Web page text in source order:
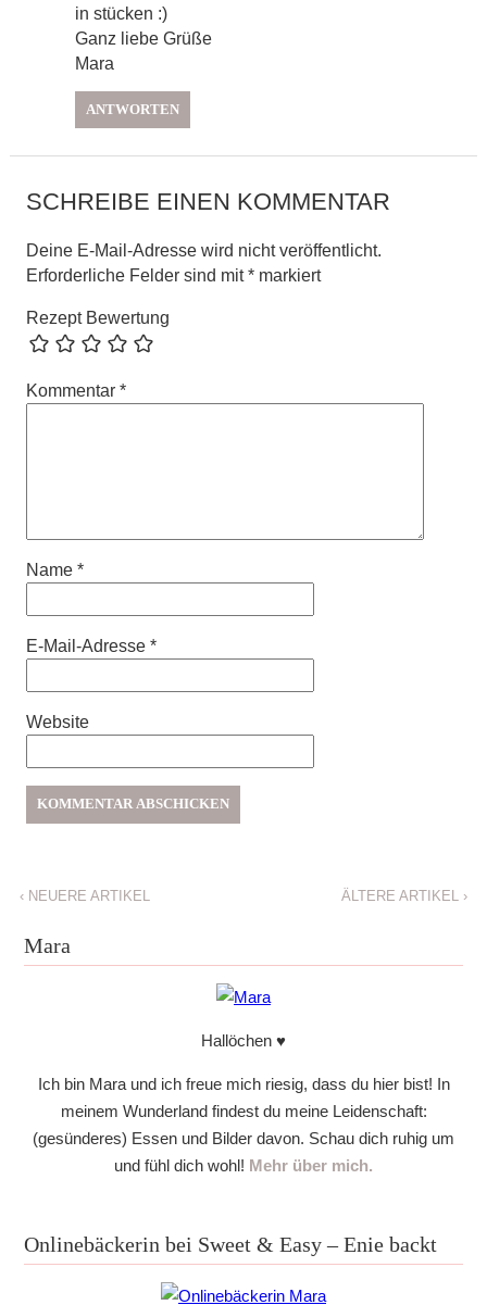
in stücken :)
Ganz liebe Grüße
Mara
ANTWORTEN
SCHREIBE EINEN KOMMENTAR
Deine E-Mail-Adresse wird nicht veröffentlicht.
Erforderliche Felder sind mit*markiert
Rezept Bewertung
Kommentar *
Name *
E-Mail-Adresse *
Website
‹NEUERE ARTIKEL ÄLTERE ARTIKEL ›
Mara
Hallöchen ♥
Ich bin Mara und ich freue mich riesig, dass du hier bist! In
meinem Wunderland findest du meine Leidenschaft:
(gesünderes) Essen und Bilder davon. Schau dich ruhig um
und fühl dich wohl! Mehr über mich.
Onlinebäckerin bei Sweet & Easy – Enie backt